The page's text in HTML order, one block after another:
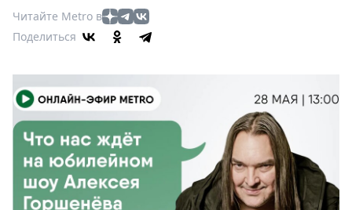
Мода
Театр
Афиша
Книги
Выставки
Пресс-
релизы
О
Читайте Metro в
Поделиться